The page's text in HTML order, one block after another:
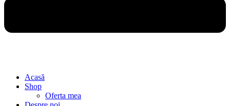
Acasă
Shop
Oferta mea